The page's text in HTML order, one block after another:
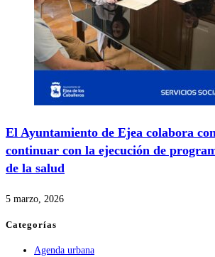
El Ayuntamiento de Ejea colabora
continuar con la ejecución de
de la salud
5 marzo, 2026
Categorías
Agenda urbana